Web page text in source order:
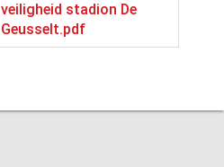
veiligheid stadion De
Geusselt.pdf